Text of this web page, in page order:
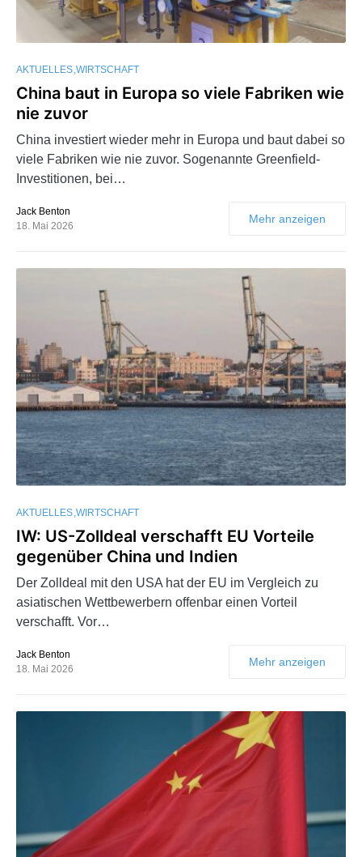
AKTUELLES WIRTSCHAFT
China baut in Europa so viele Fabriken wie
nie zuvor
China investiert wieder mehr in Europa und baut dabei so
viele Fabriken wie nie zuvor. Sogenannte Greenfield-
Investitionen, bei…
Jack Benton
18. Mai 2026
Mehr anzeigen
AKTUELLES WIRTSCHAFT
IW: US-Zolldeal verschafft EU Vorteile
gegenüber China und Indien
Der Zolldeal mit den USA hat der EU im Vergleich zu
asiatischen Wettbewerbern offenbar einen Vorteil
verschafft. Vor…
Jack Benton
18. Mai 2026
Mehr anzeigen